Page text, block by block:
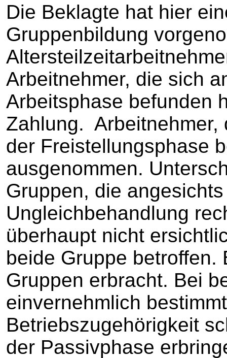
Die Beklagte hat hier
Gruppenbildung
Arbeitnehmer, die sich
Arbeitsphase befunden
Zahlung. Arbeitnehmer,
der Freistellungsphase
ausgenommen.
Gruppen, die
Ungleichbehandlung
überhaupt nicht
beide Gruppe
Gruppen erbracht. Bei
einvernehmlich
Betriebszugehörigkeit
der Passivphase